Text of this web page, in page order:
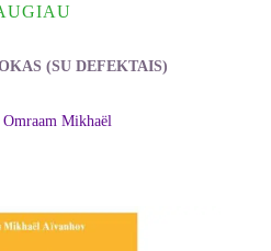
(SU DEFEKTAIS)
Mikhaël